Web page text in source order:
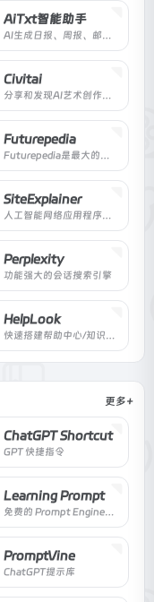
AiTxt智能助手
AI生成日报、周报、邮件、节日祝福、甩锅文案等
Civitai
分享和发现AI艺术创作资源的平台
Futurepedia
Futurepedia是最大的人工智能工具目录。浏览40多个类别的700多个AI工具，如文案、图像生成和视频编辑。按类别、定价和功能搜索和筛选工具。
SiteExplainer
人工智能网络应用程序可让您在几秒钟内快速准确地总结任何网站
Perplexity
功能强大的会话搜索引擎
HelpLook
快速搭建帮助中心/知识库/博客，支持基于文档的GPT智能搜索回答
更多+
ChatGPT Shortcut
GPT 快捷指令
Learning Prompt
免费的 Prompt Engineering 教程
PromptVine
ChatGPT提示库